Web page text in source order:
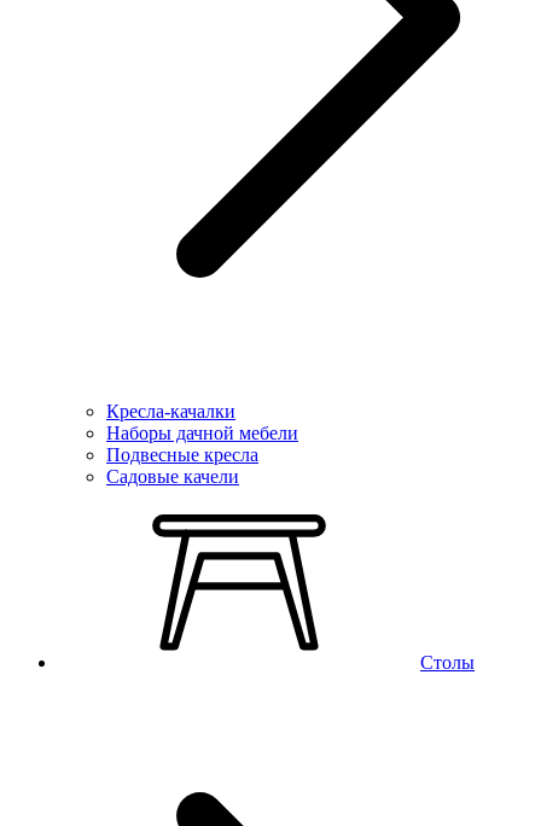
Кресла-качалки
Наборы дачной мебели
Подвесные кресла
Садовые качели
Столы